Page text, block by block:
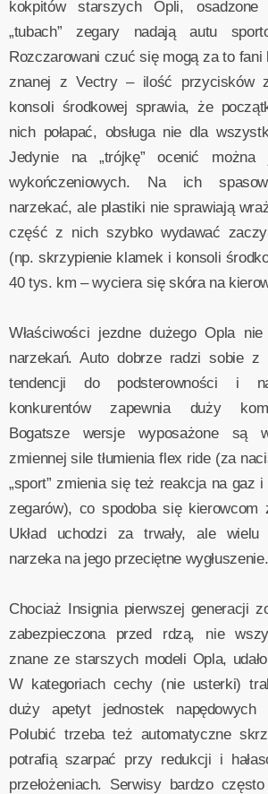
kokpitów starszych Opli, osadzone
„tubach” zegary nadają autu
Rozczarowani czuć się mogą za to
znanej z Vectry – ilość przycisków
konsoli środkowej sprawia, że
nich połapać, obsługa nie dla
Jedynie na „trójkę” ocenić można
wykończeniowych. Na ich
narzekać, ale plastiki nie sprawiają
część z nich szybko wydawać
(np. skrzypienie klamek i konsoli
40 tys. km – wyciera się skóra na
Właściwości jezdne dużego Opla
narzekań. Auto dobrze radzi sobie z
tendencji do podsterowności i
konkurentów zapewnia duży
Bogatsze wersje wyposażone są
zmiennej sile tłumienia flex ride (za
„sport” zmienia się też reakcja na gaz
zegarów), co spodoba się kierowcom
Układ uchodzi za trwały, ale wielu
narzeka na jego przeciętne wygłuszenie.
Chociaż Insignia pierwszej generacji
zabezpieczona przed rdzą, nie
znane ze starszych modeli Opla,
W kategoriach cechy (nie usterki)
duży apetyt jednostek
Polubić trzeba też automatyczne
potrafią szarpać przy redukcji i
przełożeniach. Serwisy bardzo